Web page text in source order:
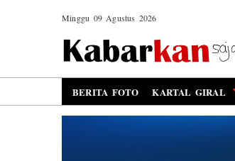
Minggu 09 Agustus 2026
BERITA FOTO KARTAL GIRAL